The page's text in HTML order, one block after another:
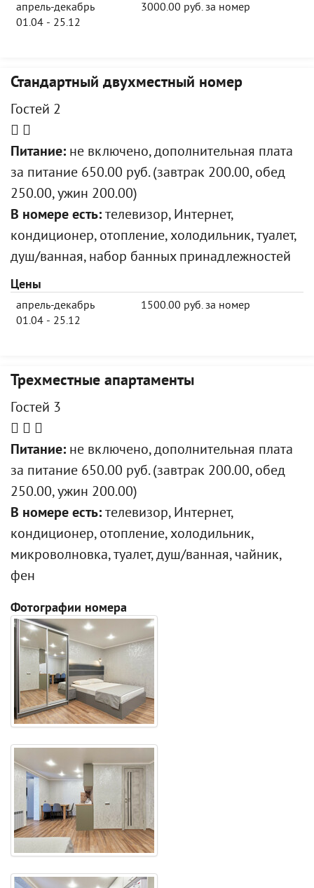
апрель-декабрь
01.04 - 25.12
3000.00 руб. за номер
Стандартный двухместный номер
Гостей 2
Питание: не включено, дополнительная плата
за питание 650.00 руб. (завтрак 200.00, обед
250.00, ужин 200.00)
В номере есть: телевизор, Интернет,
кондиционер, отопление, холодильник, туалет,
душ/ванная, набор банных принадлежностей
Цены
апрель-декабрь
01.04 - 25.12
1500.00 руб. за номер
Трехместные апартаменты
Гостей 3
Питание: не включено, дополнительная плата
за питание 650.00 руб. (завтрак 200.00, обед
250.00, ужин 200.00)
В номере есть: телевизор, Интернет,
кондиционер, отопление, холодильник,
микроволновка, туалет, душ/ванная, чайник,
фен
Фотографии номера